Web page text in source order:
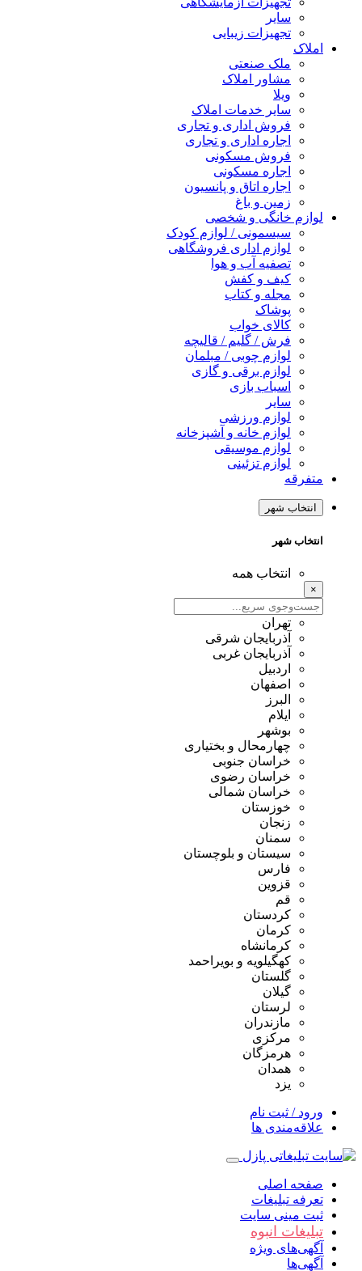
سایر
تجهیزات زیبایی
املاک
ملک صنعتی
مشاور املاک
ویلا
سایر خدمات املاک
فروش اداری و تجاری
اجاره اداری و تجاری
فروش مسکونی
اجاره مسکونی
اجاره اتاق و پانسیون
زمین و باغ
لوازم خانگی و شخصی
سیسمونی / لوازم کودک
لوازم اداری فروشگاهی
تصفیه آب و هوا
کیف و کفش
مجله و کتاب
پوشاک
کالای خواب
فرش / گلیم / قالیچه
لوازم چوبی / مبلمان
لوازم برقی و گازی
اسباب بازی
سایر
لوازم ورزشی
لوازم خانه و آشپزخانه
لوازم موسیقی
لوازم تزئینی
متفرقه
انتخاب شهر
انتخاب شهر
انتخاب همه
×
تهران
آذربایجان شرقی
آذربایجان غربی
اردبیل
اصفهان
البرز
ایلام
بوشهر
چهارمحال و بختیاری
خراسان جنوبی
خراسان رضوی
خراسان شمالی
خوزستان
زنجان
سمنان
سیستان و بلوچستان
فارس
قزوین
قم
کردستان
کرمان
کرمانشاه
کهگیلویه و بویراحمد
گلستان
گیلان
لرستان
مازندران
مرکزی
هرمزگان
همدان
یزد
ورود / ثبت نام
علاقه‌مندی ها
صفحه اصلی
تعرفه تبلیغات
ثبت مینی سایت
تبلیغات انبوه
آگهی‌های ویژه
آگهی‌ها